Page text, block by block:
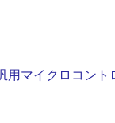
用マイクロコント